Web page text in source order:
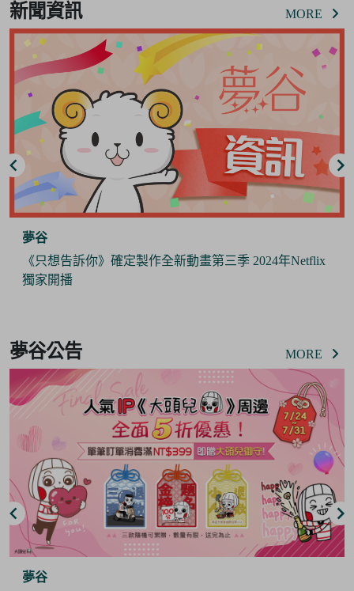
of
2
新聞資訊 MORE
夢谷
《只想告訴你》確定製作全新動畫第三季 2024年Netflix
獨家開播
of
6
夢谷公告 MORE
夢谷